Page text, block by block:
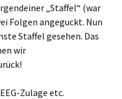
„Staffel“ (war
Folgen angeguckt. Nun
Staffel gesehen. Das
wir
Zulage etc.